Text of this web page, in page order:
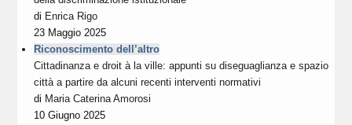
di Enrica Rigo
23 Maggio 2025
Riconoscimento dell’altro
Cittadinanza e droit à la ville: appunti su diseguaglianza e spazio
città a partire da alcuni recenti interventi normativi
di Maria Caterina Amorosi
10 Giugno 2025